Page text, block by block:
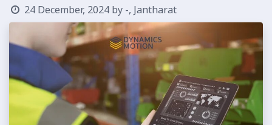
24 December, 2024 by -, Jantharat